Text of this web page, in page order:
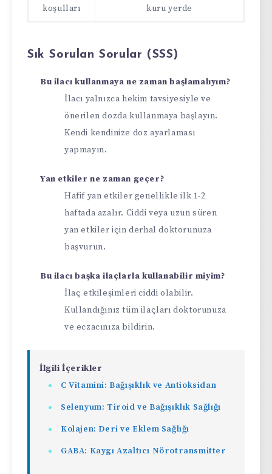
koşulları
kuru yerde
Sık Sorulan Sorular (SSS)
Bu ilacı kullanmaya ne zaman başlamalıyım?
İlacı yalnızca hekim tavsiyesiyle ve
önerilen dozda kullanmaya başlayın.
Kendi kendinize doz ayarlaması
yapmayın.
Yan etkiler ne zaman geçer?
Hafif yan etkiler genellikle ilk 1-2
haftada azalır. Ciddi veya uzun süren
yan etkiler için derhal doktorunuza
başvurun.
Bu ilacı başka ilaçlarla kullanabilir miyim?
İlaç etkileşimleri ciddi olabilir.
Kullandığınız tüm ilaçları doktorunuza
ve eczacınıza bildirin.
İlgili İçerikler
C Vitamini: Bağışıklık ve Antioksidan
Selenyum: Tiroid ve Bağışıklık Sağlığı
Kolajen: Deri ve Eklem Sağlığı
GABA: Kaygı Azaltıcı Nörotransmitter